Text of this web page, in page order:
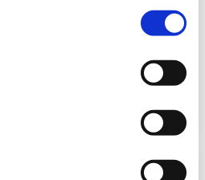
periodicidade semanal, com